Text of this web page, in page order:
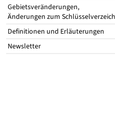
Gebietsveränderungen,
Änderungen zum
Definitionen und Erläuterungen
Newsletter